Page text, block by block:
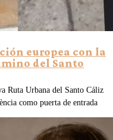
europea con la
del Santo
Ruta Urbana del Santo Cáliz
como puerta de entrada